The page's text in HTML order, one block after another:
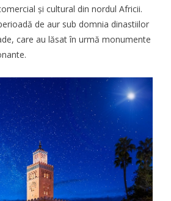
și cultural din nordul Africii.
de aur sub domnia dinastiilor
care au lăsat în urmă monumente